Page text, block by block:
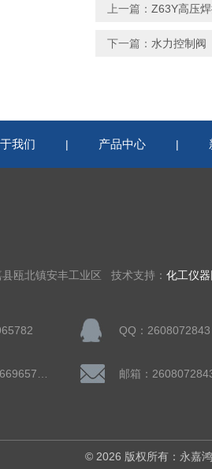
上一篇： Z63Y高压
下一篇： 水力控制阀
我们 | 产品中心 |
瓯北镇安丰工业区 技术支持： 化工仪
QQ：2608072843
邮箱：
© 2026 版权所有：永嘉